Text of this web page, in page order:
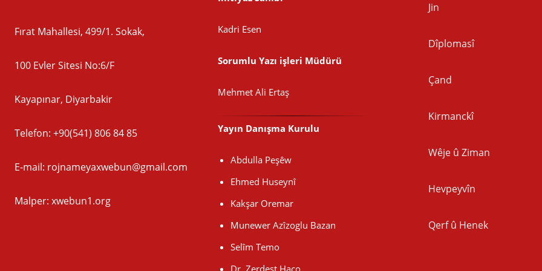
Fırat Mahallesi, 499/1. Sokak,
100 Evler Sitesi No:6/F
Kayapınar, Diyarbakir
Telefon: +90(541) 806 84 85
E-mail: rojnameyaxwebun@gmail.com
Malper: xwebun1.org
Kadri Esen
Sorumlu Yazı işleri Müdürü
Mehmet Ali Ertaş
Yayın Danışma Kurulu
Abdulla Peşêw
Ehmed Huseynî
Kakşar Oremar
Munewer Azîzoglu Bazan
Selîm Temo
Jin
Dîplomasî
Çand
Kirmanckî
Wêje û Ziman
Hevpeyvîn
Qerf û Henek